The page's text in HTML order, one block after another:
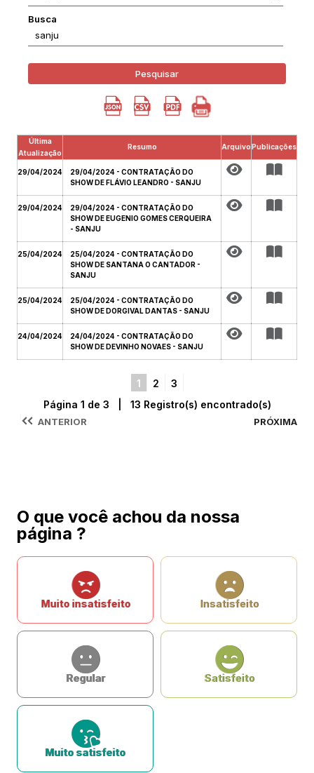
Busca
Pesquisar
Última
Atualização
Resumo ArquivoPublicações
29/04/2024
29/04/2024 - CONTRATAÇÃO DO
SHOW DE FLÁVIO LEANDRO - SANJU
29/04/2024
29/04/2024 - CONTRATAÇÃO DO
SHOW DE EUGENIO GOMES CERQUEIRA
- SANJU
25/04/2024
25/04/2024 - CONTRATAÇÃO DO
SHOW DE SANTANA O CANTADOR -
SANJU
25/04/2024
25/04/2024 - CONTRATAÇÃO DO
SHOW DE DORGIVAL DANTAS - SANJU
24/04/2024
24/04/2024 - CONTRATAÇÃO DO
SHOW DE DEVINHO NOVAES - SANJU
1 2 3
ANTERIOR
Página 1 de 3 | 13 Registro(s) encontrado(s)
PRÓXIMA
O que você achou da nossa
página ?
Muito insatisfeito Insatisfeito
Regular Satisfeito
Muito satisfeito